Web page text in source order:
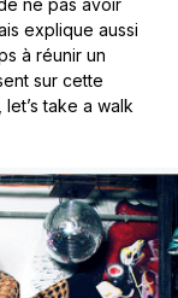
ne pas avoir
explique aussi
à réunir un
sur cette
take a walk